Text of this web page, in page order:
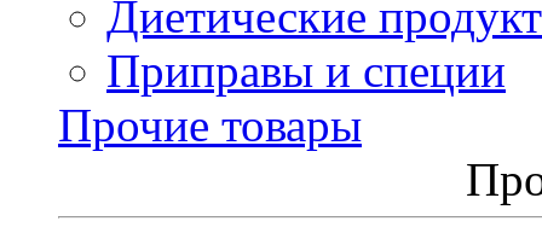
Диетические
Приправы и специи
Прочие товары